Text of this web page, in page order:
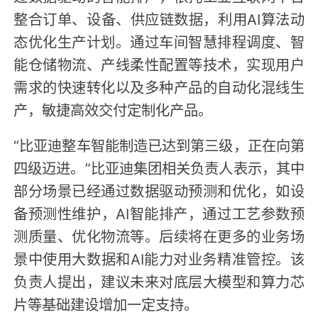
整合订单、设备、供应链数据，利用AI算法动
态优化生产计划。通过车间智慧排程调度、智
能仓储物流、产线柔性配置等技术，实现用户
需求的快速转化以及多种产品的自动化混线生
产，敏捷高效交付定制化产品。
“比亚迪整车智能制造已达到第三级，正在向第
四级迈进。”比亚迪集团相关负责人表示，其中
部分场景已经通过数据驱动预测和优化，如设
备预测性维护，AI智能排产，通过工艺参数预
测质量、优化物流等。后续将在更多的业务场
景中使用大数据和AI能力对业务精准管控。该
负责人提出，建议未来对底层大模型和算力芯
片等基础建设增加一定支持。